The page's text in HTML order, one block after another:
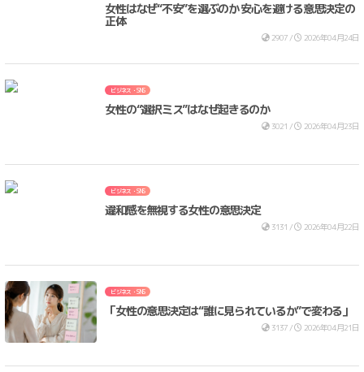
女性はなぜ“不安”を選ぶのか 安心を避ける意思決定の
正体
2907 / 2026年04月24日
ビジネス・SNS
女性の“選択ミス”はなぜ起きるのか
3021 / 2026年04月23日
ビジネス・SNS
違和感を無視する女性の意思決定
3131 / 2026年04月22日
ビジネス・SNS
「女性の意思決定は“誰に見られているか”で変わる」
3137 / 2026年04月21日